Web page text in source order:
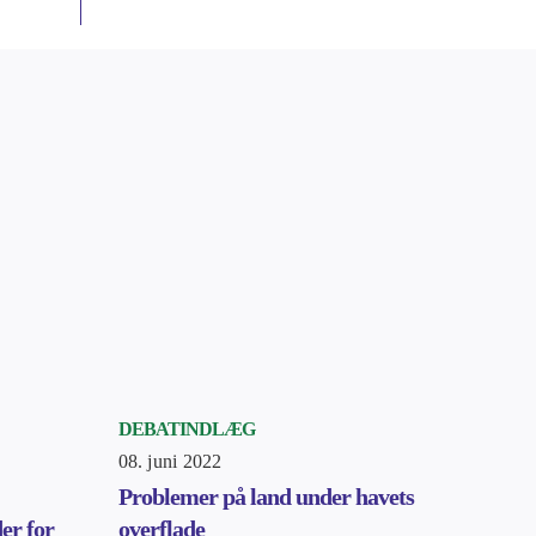
for
DEBATINDLÆG
08. juni 2022
Problemer på land under havets
overflade